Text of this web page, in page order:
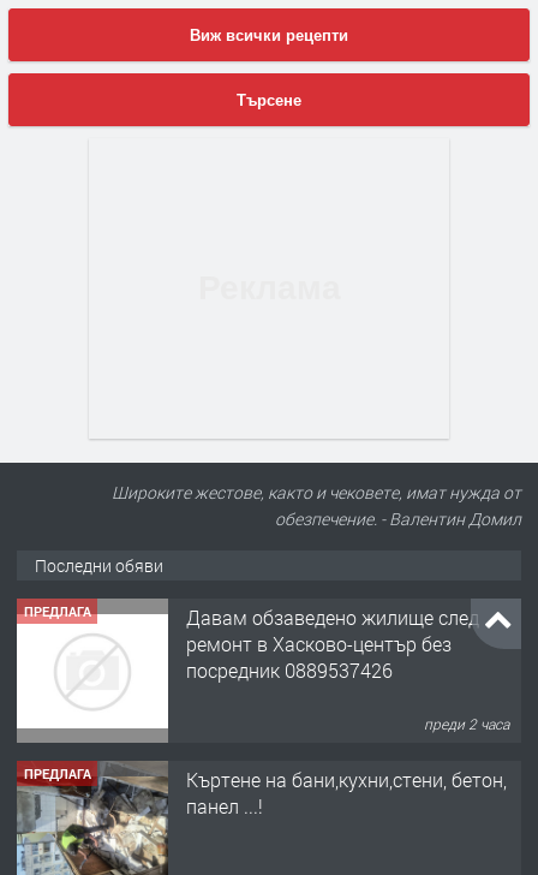
Виж всички рецепти
Търсене
Широките жестове, както и чековете, имат нужда от
обезпечение. - Валентин Домил
Последни обяви
ПРЕДЛАГА
Давам обзаведено жилище след
ремонт в Хасково-център без
посредник 0889537426
преди 2 часа
ПРЕДЛАГА
Къртене на бани,кухни,стени, бетон,
панел ...!